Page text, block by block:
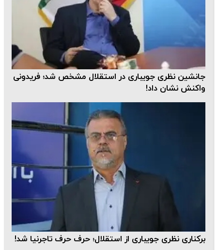
جانشین نظری جویباری در استقلال مشخص شد؛ فریدونی
واکنش نشان داد!
برکناری نظری جویباری از استقلال؛ حرف حرف تاجرنیا شد!